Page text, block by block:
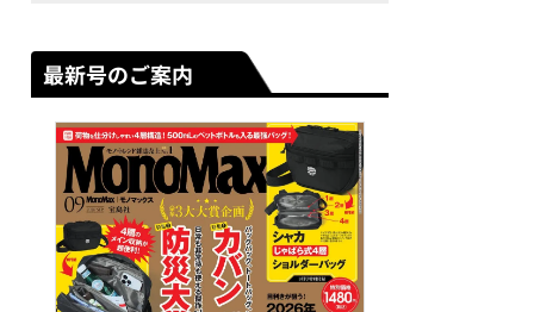
最新号のご案内